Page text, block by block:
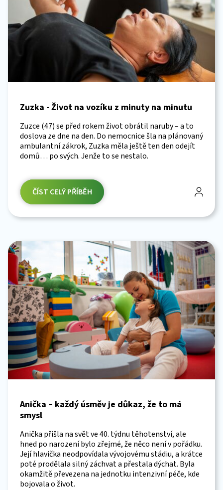
Zuzka - Život na vozíku z minuty na minutu
Zuzce (47) se před rokem život obrátil naruby – a to
doslova ze dne na den. Do nemocnice šla na plánovaný
ambulantní zákrok, Zuzka měla ještě ten den odejít
domů… po svých. Jenže to se nestalo.
ČÍST CELÝ PŘÍBĚH
Anička – každý úsměv je důkaz, že to má
smysl
Anička přišla na svět ve 40. týdnu těhotenství, ale
hned po narození bylo zřejmé, že něco není v pořádku.
Její hlavička neodpovídala vývojovému stádiu, a krátce
poté prodělala silný záchvat a přestala dýchat. Byla
okamžitě převezena na jednotku intenzivní péče, kde
bojovala o život.